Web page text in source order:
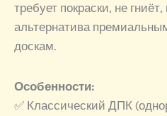
требует покраски, не
альтернатива
доскам.
Особенности:
✅ Классический ДПК